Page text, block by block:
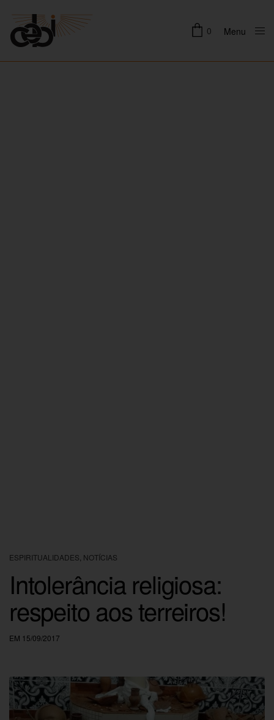
0 Menu
ESPIRITUALIDADES NOTÍCIAS
Intolerância religiosa:
respeito aos terreiros!
EM 15/09/2017